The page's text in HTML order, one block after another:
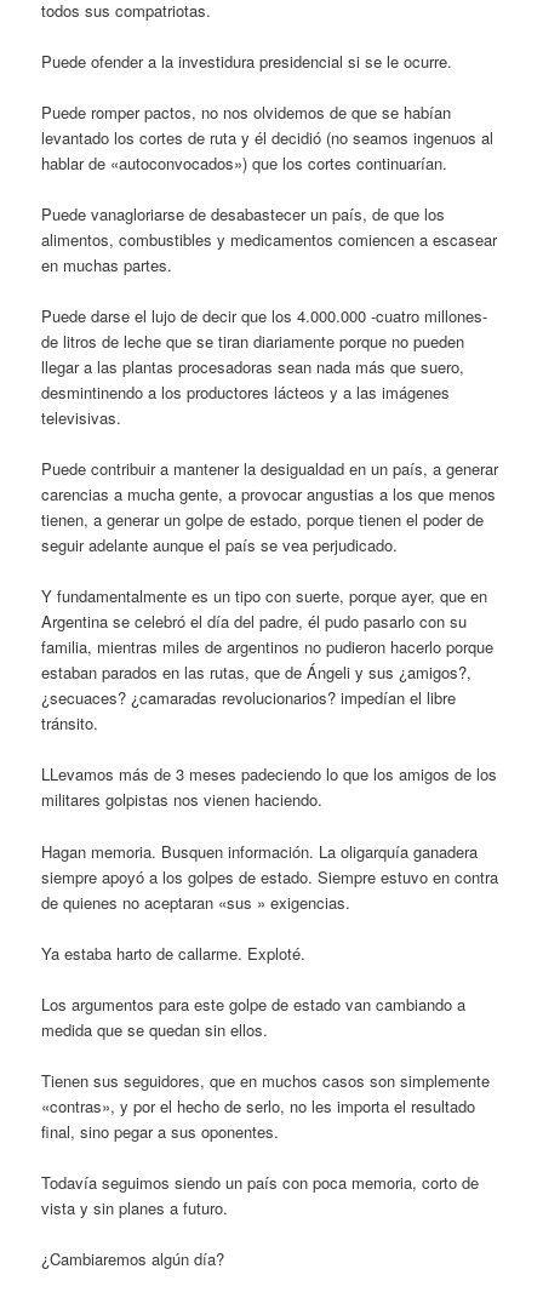
todos sus compatriotas.
Puede ofender a la investidura presidencial si se le ocurre.
Puede romper pactos, no nos olvidemos de que se habían
levantado los cortes de ruta y él decidió (no seamos ingenuos al
hablar de «autoconvocados») que los cortes continuarían.
Puede vanagloriarse de desabastecer un país, de que los
alimentos, combustibles y medicamentos comiencen a escasear
en muchas partes.
Puede darse el lujo de decir que los 4.000.000 -cuatro millones-
de litros de leche que se tiran diariamente porque no pueden
llegar a las plantas procesadoras sean nada más que suero,
desmintinendo a los productores lácteos y a las imágenes
televisivas.
Puede contribuir a mantener la desigualdad en un país, a generar
carencias a mucha gente, a provocar angustias a los que menos
tienen, a generar un golpe de estado, porque tienen el poder de
seguir adelante aunque el país se vea perjudicado.
Y fundamentalmente es un tipo con suerte, porque ayer, que en
Argentina se celebró el día del padre, él pudo pasarlo con su
familia, mientras miles de argentinos no pudieron hacerlo porque
estaban parados en las rutas, que de Ángeli y sus ¿amigos?,
¿secuaces? ¿camaradas revolucionarios? impedían el libre
tránsito.
LLevamos más de 3 meses padeciendo lo que los amigos de los
militares golpistas nos vienen haciendo.
Hagan memoria. Busquen información. La oligarquía ganadera
siempre apoyó a los golpes de estado. Siempre estuvo en contra
de quienes no aceptaran «sus » exigencias.
Ya estaba harto de callarme. Exploté.
Los argumentos para este golpe de estado van cambiando a
medida que se quedan sin ellos.
Tienen sus seguidores, que en muchos casos son simplemente
«contras», y por el hecho de serlo, no les importa el resultado
final, sino pegar a sus oponentes.
Todavía seguimos siendo un país con poca memoria, corto de
vista y sin planes a futuro.
¿Cambiaremos algún día?